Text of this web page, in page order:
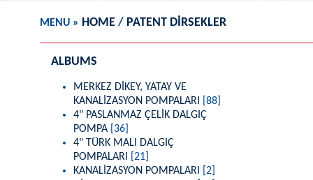
MENU » HOME / PATENT DİRSEKLER
ALBUMS
MERKEZ DİKEY, YATAY VE
KANALİZASYON POMPALARI
[88]
4" PASLANMAZ ÇELİK DALGIÇ
POMPA
[36]
4" TÜRK MALI DALGIÇ
POMPALARI
[21]
KANALİZASYON POMPALARI
[2]